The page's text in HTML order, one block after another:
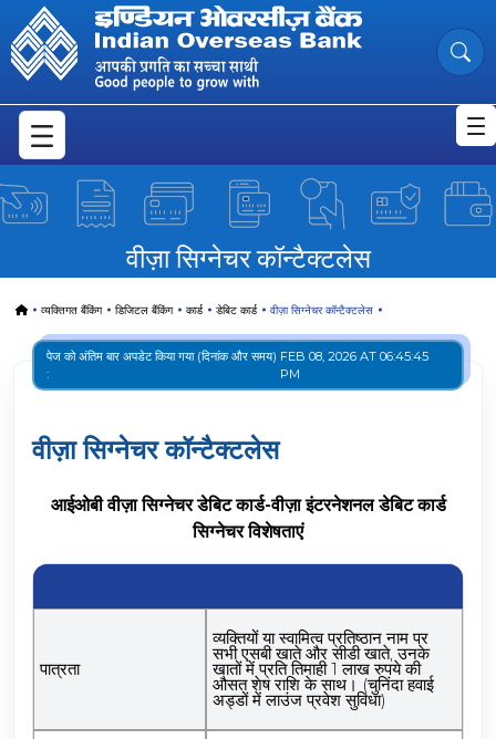
Skip to Main Content
Luxury Redefined: IOB Visa
वीज़ा सिग्नेचर कॉन्टैक्टलेस
Homeव्यक्तिगत बैंकिंग डिजिटल बैंकिंग कार्ड डेबिट कार्ड वीज़ा सिग्नेचर कॉन्टैक्टलेस
पेज को अंतिम बार अपडेट किया गया (दिनांक और समय)
:
FEB 08, 2026 AT 06:45:45
PM
वीज़ा सिग्नेचर कॉन्टैक्टलेस
आईओबी वीज़ा सिग्नेचर डेबिट कार्ड-वीज़ा इंटरनेशनल डेबिट कार्ड
सिग्नेचर विशेषताएं
पात्रता
व्यक्तियों या स्वामित्व प्रतिष्ठान नाम पर
सभी एसबी खाते और सीडी खाते, उनके
खातों में प्रति तिमाही 1 लाख रुपये की
औसत शेष राशि के साथ। (चुनिंदा हवाई
अड्डों में लाउंज प्रवेश सुविधा)